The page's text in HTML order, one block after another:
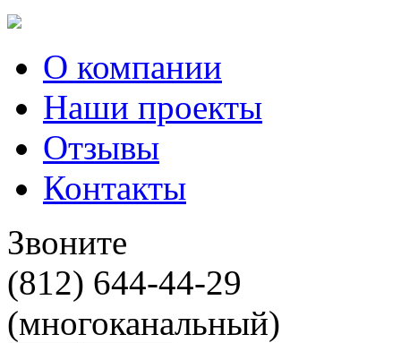
О компании
Наши проекты
Отзывы
Контакты
Звоните
(812) 644-44-29
(многоканальный)